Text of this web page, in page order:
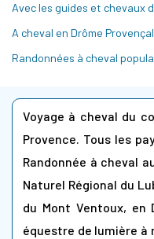
Avec les guides et chevaux
A cheval en Drôme
Randonnées à cheval
Voyage à cheval du
Provence. Tous les
Randonnée à cheval
Naturel Régional du
du Mont Ventoux, en
équestre de lumière à